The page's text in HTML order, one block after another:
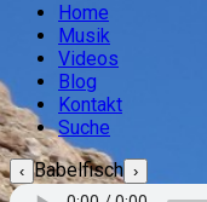
Home
Musik
Videos
Blog
Kontakt
Suche
‹ Babelfisch ›